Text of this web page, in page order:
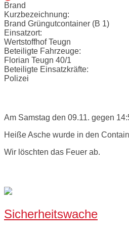
Brand
Kurzbezeichnung:
Brand Grüngutcontainer (B 1)
Einsatzort:
Wertstoffhof Teugn
Beteiligte Fahrzeuge:
Florian Teugn 40/1
Beteiligte Einsatzkräfte:
Polizei
Am Samstag den 09.11. gegen
Heiße Asche wurde in den
Wir löschten das Feuer ab.
Sicherheitswache